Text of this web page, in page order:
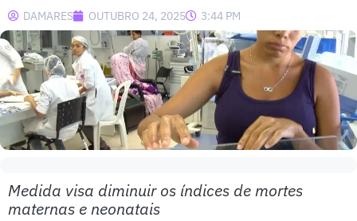
DAMARES OUTUBRO 24, 2025 3:44 PM
Medida visa diminuir os índices de mortes
maternas e neonatais